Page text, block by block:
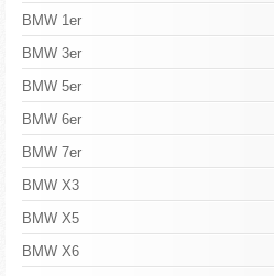
BMW 1er
BMW 3er
BMW 5er
BMW 6er
BMW 7er
BMW X3
BMW X5
BMW X6